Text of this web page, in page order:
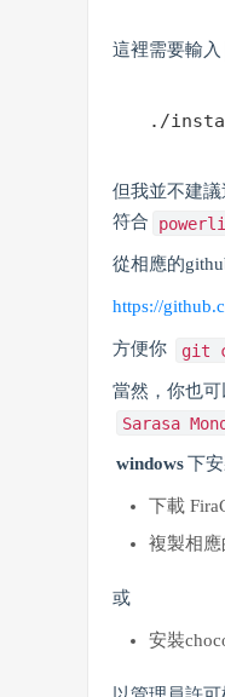
這裡需要輸入
./
但我並不建
符合
從相應的
https://
方便你 git
當然，你也
Sarasa
windows下
下載
複製相應
或
安裝